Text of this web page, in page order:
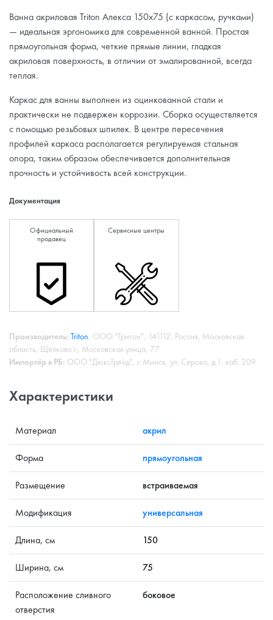
Ванна акриловая Triton Алекса 150x75 (с каркасом, ручками)
— идеальная эргономика для современной ванной. Простая
прямоугольная форма, четкие прямые линии, гладкая
акриловая поверхность, в отличии от эмалированной, всегда
теплая.
Каркас для ванны выполнен из оцинкованной стали и
практически не подвержен коррозии. Сборка осуществляется
с помощью резьбовых шпилек. В центре пересечения
профилей каркаса располагается регулируемая стальная
опора, таким образом обеспечивается дополнительная
прочность и устойчивость всей конструкции.
Документация
Официальный
продавец
Сервисные центры
Производитель: Triton, ООО "Тритон", 141112, Россия, Московская
область, Щёлково г., Московская улица, 77
Импортёр в РБ: ООО "ДюксТрейд", г. Минск, ул. Серова, д.1, каб. 209
Характеристики
Материал акрил
Форма прямоугольная
Размещение встраиваемая
Модификация универсальная
Длина, см 150
Ширина, см 75
Расположение сливного
отверстия
боковое